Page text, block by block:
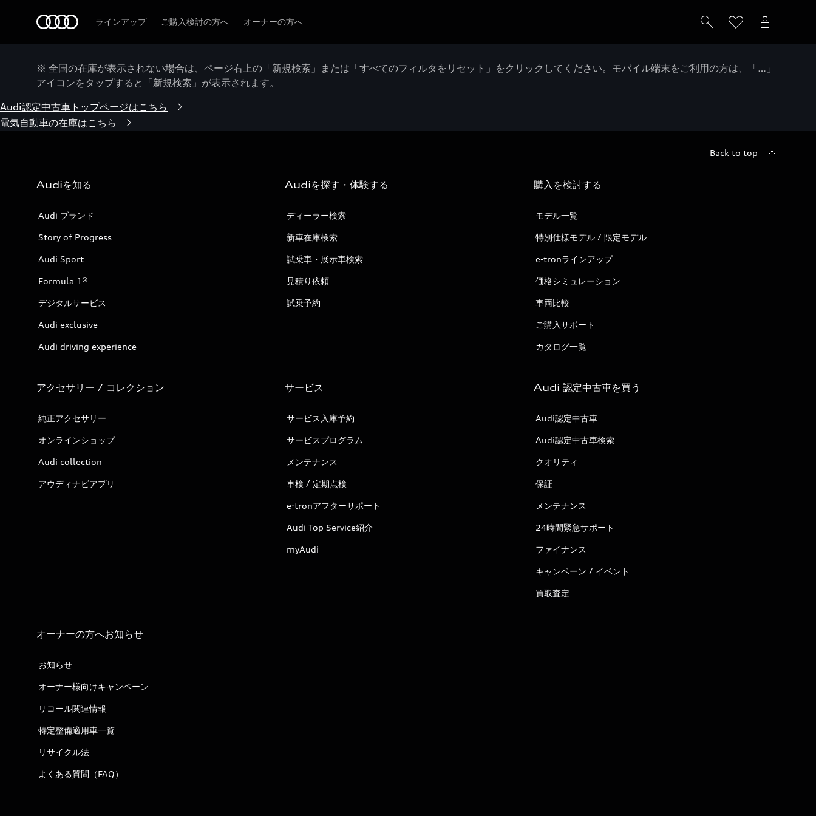
ラインアップ ご購入検討の方へ オーナーの方へ
※ 全国の在庫が表示されない場合は、ページ右上の「新規検索」または「すべてのフィルタをリセット」をクリックしてください。モバイル端末をご利用の方は、「…」
アイコンをタップすると「新規検索」が表示されます。
Audi認定中古車トップページはこちら
電気自動車の在庫はこちら
Back to top
Audiを知る
Audi ブランド
Story of Progress
Audi Sport
Formula 1®
デジタルサービス
Audi exclusive
Audi driving experience
Audiを探す・体験する
ディーラー検索
新車在庫検索
試乗車・展示車検索
見積り依頼
試乗予約
購入を検討する
モデル一覧
特別仕様モデル / 限定モデル
e-tronラインアップ
価格シミュレーション
車両比較
ご購入サポート
カタログ一覧
アクセサリー / コレクション
純正アクセサリー
オンラインショップ
Audi collection
アウディナビアプリ
サービス
サービス入庫予約
サービスプログラム
メンテナンス
車検 / 定期点検
e-tronアフターサポート
Audi Top Service紹介
myAudi
Audi 認定中古車を買う
Audi認定中古車
Audi認定中古車検索
クオリティ
保証
メンテナンス
24時間緊急サポート
ファイナンス
キャンペーン / イベント
買取査定
オーナーの方へお知らせ
お知らせ
オーナー様向けキャンペーン
リコール関連情報
特定整備適用車一覧
リサイクル法
よくある質問（FAQ）